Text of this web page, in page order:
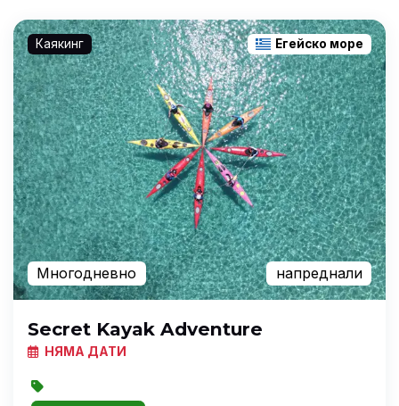
Каякинг Егейско море
Многодневно напреднали
Secret Kayak Adventure
НЯМА ДАТИ